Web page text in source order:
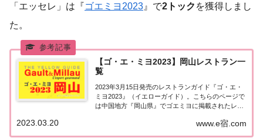
「エッセレ」は『ゴエミヨ2023 』で2トック を獲得しまし
た。
【ゴ・エ・ミヨ2023】岡山レストラン一
覧
2023年3月15日発売のレストランガイド『ゴ・エ・
ミヨ2023』（イエローガイド）。こちらのページで
は中国地方『岡山県』でゴエミヨに掲載されたレス
2023『岡山県』中国地方「岡山エリア」で「ゴ・
エ・ミヨ2023」に掲載されたお店は8軒。...
www.e宿.com
2023.03.20